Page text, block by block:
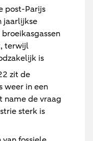
post-Parijs
jaarlijkse
terwijl
is
zit de
weer in een
name de vraag
sterk is